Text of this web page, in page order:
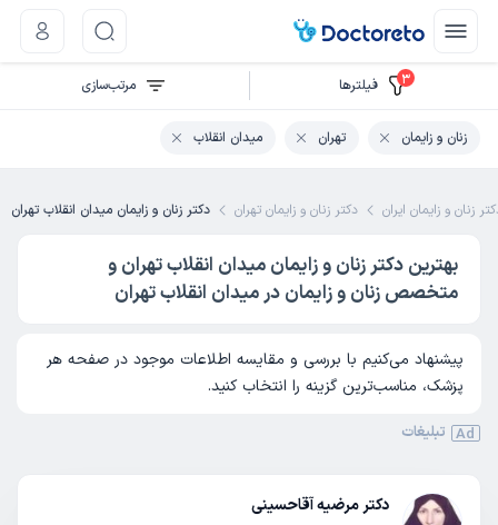
زنان و زایمان ایران دکتر زنان و زایمان تهران دکتر زنان و زایمان میدان انقلاب تهران
بهترین دکتر زنان و زایمان میدان انقلاب تهران و
متخصص زنان و زایمان در میدان انقلاب تهران
پیشنهاد می‌کنیم با بررسی و مقایسه اطلاعات موجود در صفحه هر
پزشک، مناسب‌ترین گزینه را انتخاب کنید.
دکتر مرضیه آقاحسینی
Ad تبلیغات
3 فیلتر‌ها مرتب‌سازی
زنان و زایمان تهران میدان انقلاب